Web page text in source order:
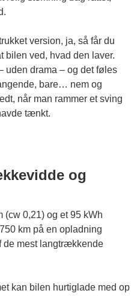
version, ja, så får du
bilen ved, hvad den laver.
uden drama – og det føles
bare… nem og
når man rammer et sving
tænkt.
og
(cw 0,21) og et 95 kWh
km på en opladning
de mest langtrækkende
kan bilen hurtiglade med op